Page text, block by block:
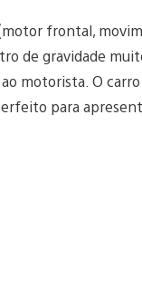
frontal,
de gravidade
motorista. O
para